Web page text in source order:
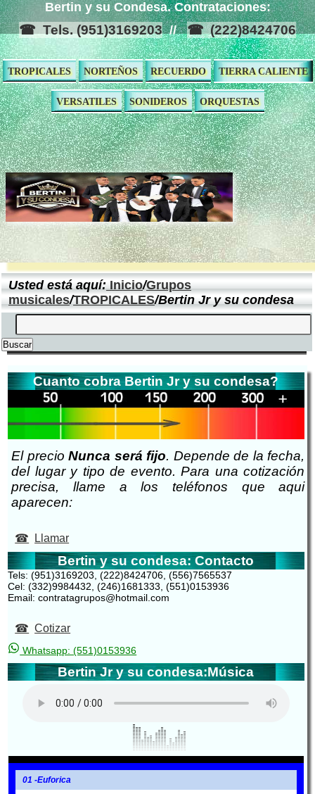
Bertin y su Condesa. Contrataciones:
Tels. (951)3169203 // (222)8424706
TROPICALES NORTEÑOS RECUERDO TIERRA CALIENTE
VERSATILES SONIDEROS ORQUESTAS
Usted está aquí:Inicio/Grupos
musicales/TROPICALES/Bertin Jr y su condesa
Cuanto cobra Bertin Jr y su condesa?
El precioNunca será fijo. Depende de la fecha,
del lugar y tipo de evento. Para una cotización
precisa, llame a los teléfonos que aqui
aparecen:
Llamar
Bertin y su condesa: Contacto
Tels: (951)3169203, (222)8424706, (556)7565537
Cel: (332)9984432, (246)1681333, (551)0153936
Email: contratagrupos@hotmail.com
Cotizar
Whatsapp: (551)0153936
Bertin Jr y su condesa:Música
01 -Euforica